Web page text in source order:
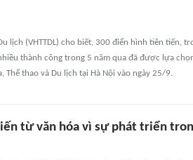
lịch (VHTTDL) cho biết, 300 điển hình tiên tiến,
thành công trong 5 năm qua đã được lựa
Thể thao và Du lịch tại Hà Nội vào ngày 25/9.
từ văn hóa vì sự phát triển